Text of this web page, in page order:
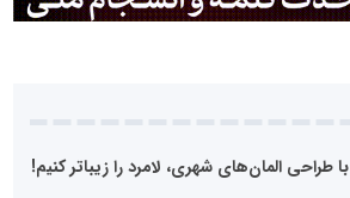
با طراحی المان‌های شهری، لامرد را زیباتر کنیم!